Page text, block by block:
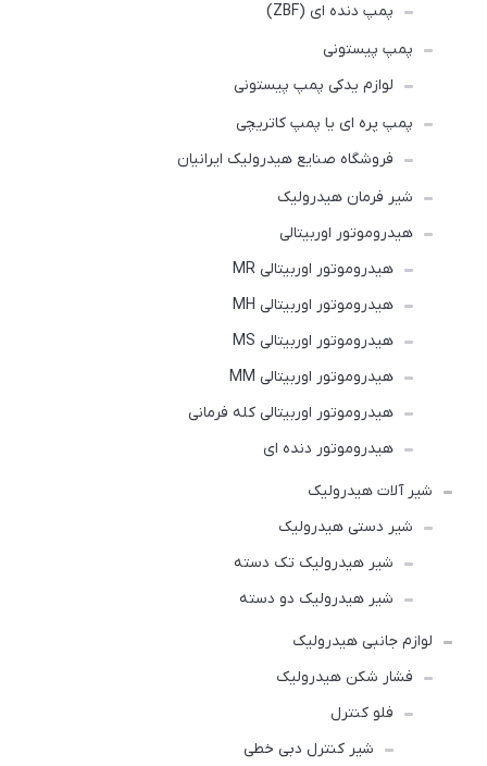
پمپ دنده ای (ZBF)
پمپ پیستونی
لوازم یدکی پمپ پیستونی
پمپ پره ای یا پمپ کاتریچی
فروشگاه صنایع هیدرولیک ایرانیان
شیر فرمان هیدرولیک
هیدروموتور اوربیتالی
هیدروموتور اوربیتالی MR
هیدروموتور اوربیتالی MH
هیدروموتور اوربیتالی MS
هیدروموتور اوربیتالی MM
هیدروموتور اوربیتالی کله فرمانی
هیدروموتور دنده ای
شیر آلات هیدرولیک
شیر دستی هیدرولیک
شیر هیدرولیک تک دسته
شیر هیدرولیک دو دسته
لوازم جانبی هیدرولیک
فشار شکن هیدرولیک
فلو کنترل
شیر کنترل دبی خطی